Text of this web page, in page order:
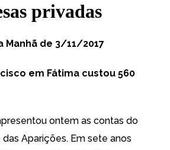
privadas
Manhã de 3/11/2017
em Fátima custou 560
ontem as contas do
Aparições. Em sete anos